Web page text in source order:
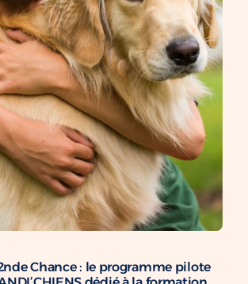
Chance : le programme pilote